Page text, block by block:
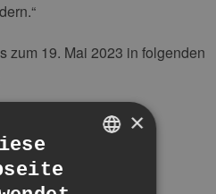
zum 19. Mai 2023 in folgenden
×